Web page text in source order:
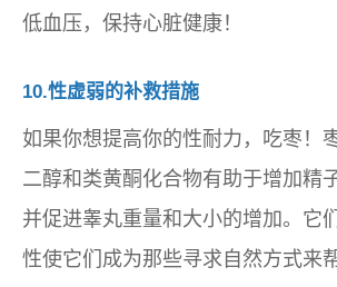
低血压，保持心脏健康！
10.性虚弱的补救措施
如果你想提高你的性耐力，吃枣！
二醇和类黄酮化合物有助于增加精
并促进睾丸重量和大小的增加。它
性使它们成为那些寻求自然方式来